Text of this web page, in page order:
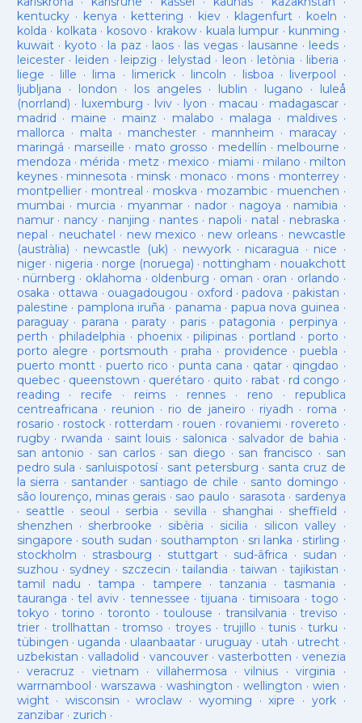
kentucky· kenya · kettering · kiev· klagenfurt · koeln ·
kolda · kolkata · kosovo · krakow· kuala lumpur · kunming ·
kuwait· kyoto · la paz · laos· las vegas· lausanne · leeds ·
leicester· leiden · leipzig · lelystad · leon · letònia · liberia ·
liege · lille · lima · limerick· lincoln · lisboa · liverpool ·
ljubljana · london · los angeles· lublin · lugano · luleå
(norrland) · luxemburg · lviv · lyon · macau · madagascar·
madrid · maine · mainz · malabo · malaga · maldives·
mallorca · malta · manchester· mannheim · maracay·
maringá · marseille · mato grosso · medellín · melbourne ·
mendoza · mérida · metz · mexico · miami · milano · milton
keynes· minnesota · minsk · monaco · mons · monterrey ·
montpellier· montreal · moskva · mozambic· muenchen ·
mumbai · murcia · myanmar· nador · nagoya · namibia ·
namur· nancy · nanjing · nantes · napoli · natal · nebraska ·
nepal · neuchatel · new mexico · new orleans· newcastle
(austràlia) · newcastle (uk) · newyork· nicaragua · nice ·
niger· nigeria · norge (noruega) · nottingham · nouakchott
· nürnberg · oklahoma · oldenburg · oman · oran · orlando ·
osaka · ottawa · ouagadougou · oxford ·padova ·pakistan ·
palestine · pamplona iruña · panama · papua nova guinea ·
paraguay· parana ·paraty · paris·patagonia · perpinya ·
perth ·philadelphia · phoenix·pilipinas ·portland · porto ·
porto alegre ·portsmouth ·praha · providence ·puebla ·
puerto montt· puerto rico ·punta cana · qatar · qingdao ·
quebec· queenstown · querétaro · quito · rabat · rd congo ·
reading · recife · reims· rennes · reno · republica
centreafricana · reunion · rio de janeiro · riyadh · roma ·
rosario · rostock · rotterdam · rouen · rovaniemi · rovereto ·
rugby· rwanda · saint louis · salonica · salvador de bahia ·
san antonio · san carlos· san diego · san francisco · san
pedro sula · sanluispotosí· sant petersburg · santa cruz de
la sierra · santander · santiago de chile · santo domingo ·
são lourenço, minas gerais · sao paulo · sarasota · sardenya
· seattle · seoul · serbia · sevilla · shanghai · sheffield ·
shenzhen · sherbrooke · sibèria · sicilia · silicon valley ·
singapore · south sudan · southampton · sri lanka · stirling ·
stockholm · strasbourg · stuttgart· sud-âfrica · sudan ·
suzhou · sydney · szczecin ·tailandia ·taiwan · tajikistan ·
tamil nadu ·tampa · tampere · tanzania ·tasmania ·
tauranga ·tel aviv· tennessee ·tijuana ·timisoara ·togo ·
tokyo ·torino ·toronto ·toulouse ·transilvania ·treviso ·
trier· trollhattan · tromso · troyes·trujillo ·tunis ·turku ·
tübingen · uganda · ulaanbaatar · uruguay · utah · utrecht ·
uzbekistan · valladolid · vancouver· vasterbotten · venezia
· veracruz · vietnam · villahermosa ·vilnius ·virginia ·
warrnambool ·warszawa ·washington · wellington · wien ·
wight· wisconsin ·wroclaw · wyoming ·xipre · york·
zanzibar· zurich ·